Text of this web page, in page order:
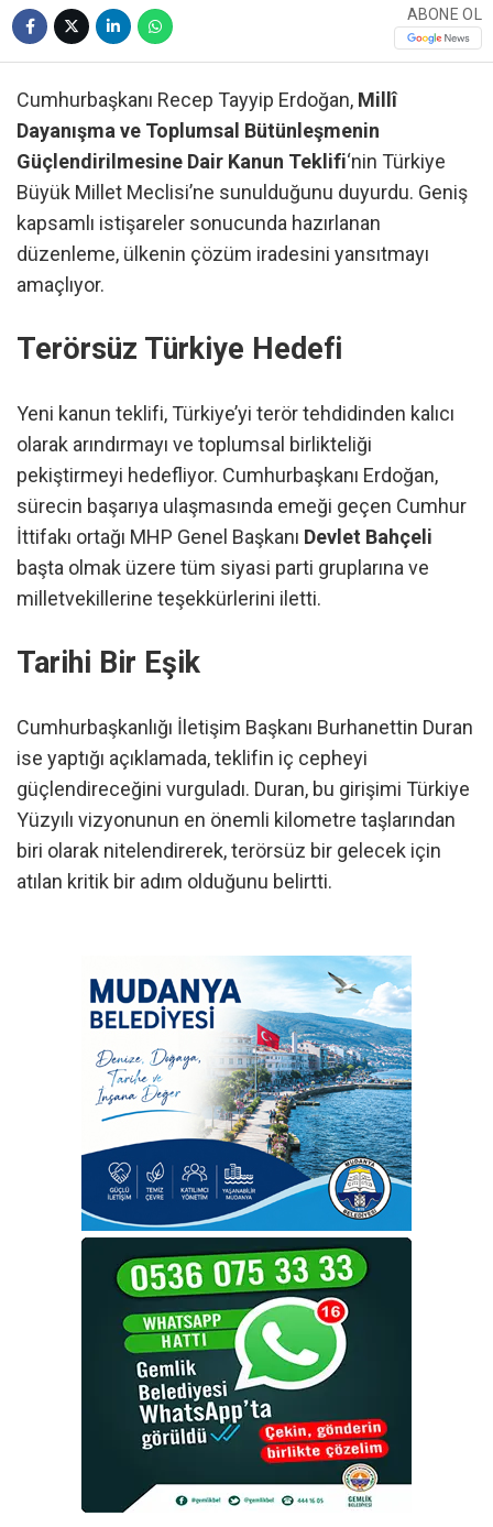
ABONE OL
Cumhurbaşkanı Recep Tayyip Erdoğan, Millî
Dayanışma ve Toplumsal Bütünleşmenin
Güçlendirilmesine Dair Kanun Teklifi‘nin Türkiye
Büyük Millet Meclisi’ne sunulduğunu duyurdu. Geniş
kapsamlı istişareler sonucunda hazırlanan
düzenleme, ülkenin çözüm iradesini yansıtmayı
amaçlıyor.
Terörsüz Türkiye Hedefi
Yeni kanun teklifi, Türkiye’yi terör tehdidinden kalıcı
olarak arındırmayı ve toplumsal birlikteliği
pekiştirmeyi hedefliyor. Cumhurbaşkanı Erdoğan,
sürecin başarıya ulaşmasında emeği geçen Cumhur
İttifakı ortağı MHP Genel Başkanı Devlet Bahçeli
başta olmak üzere tüm siyasi parti gruplarına ve
milletvekillerine teşekkürlerini iletti.
Tarihi Bir Eşik
Cumhurbaşkanlığı İletişim Başkanı Burhanettin Duran
ise yaptığı açıklamada, teklifin iç cepheyi
güçlendireceğini vurguladı. Duran, bu girişimi Türkiye
Yüzyılı vizyonunun en önemli kilometre taşlarından
biri olarak nitelendirerek, terörsüz bir gelecek için
atılan kritik bir adım olduğunu belirtti.